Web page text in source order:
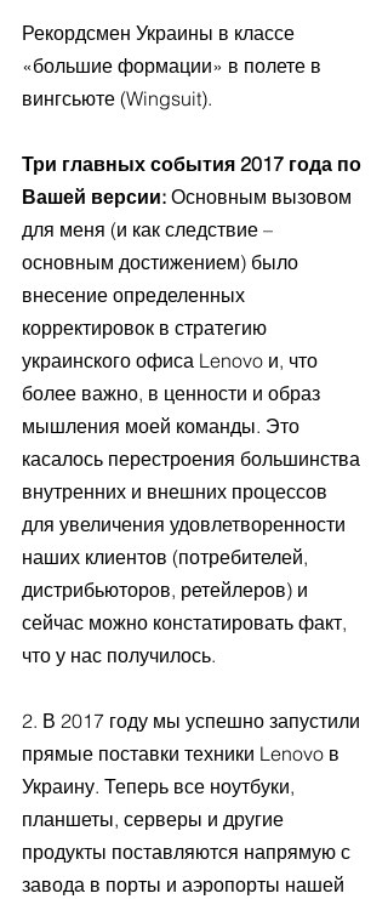
Рекордсмен Украины в классе
«большие формации» в полете в
вингсьюте (Wingsuit).
Три главных события 2017 года по
Вашей версии: Основным вызовом
для меня (и как следствие –
основным достижением) было
внесение определенных
корректировок в стратегию
украинского офиса Lenovo и, что
более важно, в ценности и образ
мышления моей команды. Это
касалось перестроения большинства
внутренних и внешних процессов
для увеличения удовлетворенности
наших клиентов (потребителей,
дистрибьюторов, ретейлеров) и
сейчас можно констатировать факт,
что у нас получилось.
2. В 2017 году мы успешно запустили
прямые поставки техники Lenovo в
Украину. Теперь все ноутбуки,
планшеты, серверы и другие
продукты поставляются напрямую с
завода в порты и аэропорты нашей